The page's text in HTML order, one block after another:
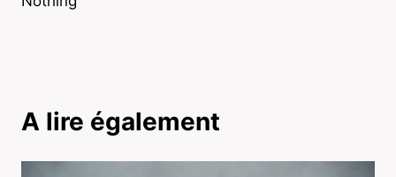
A lire également